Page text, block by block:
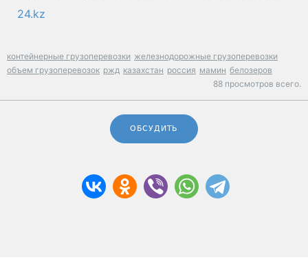
24.kz
контейнерные грузоперевозки железнодорожные грузоперевозки
объем грузоперевозок ржд казахстан россия мамин белозеров
88 просмотров всего.
ОБСУДИТЬ